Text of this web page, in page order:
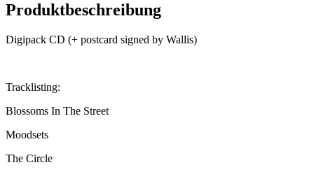
Produktbeschreibung
Digipack CD (+ postcard signed by Wallis)
Tracklisting:
Blossoms In The Street
Moodsets
The Circle